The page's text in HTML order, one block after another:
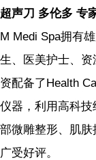
超声刀 多伦多 专
M Medi Spa拥有
生、医美护士、
资配备了Health
仪器，利用高科
部微雕整形、肌肤
广受好评。